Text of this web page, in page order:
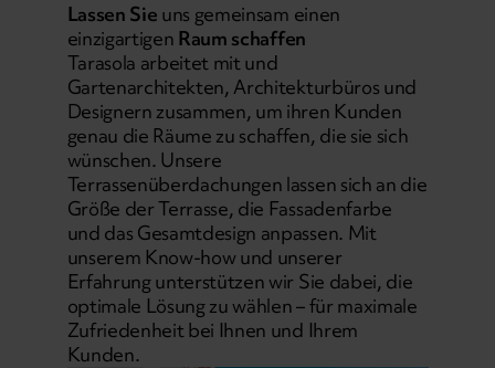
Lassen Sie uns gemeinsam einen
einzigartigen Raum schaffen
Tarasola arbeitet mit und
Gartenarchitekten, Architekturbüros und
Designern zusammen, um ihren Kunden
genau die Räume zu schaffen, die sie sich
wünschen. Unsere
Terrassenüberdachungen lassen sich an die
Größe der Terrasse, die Fassadenfarbe
und das Gesamtdesign anpassen. Mit
unserem Know-how und unserer
Erfahrung unterstützen wir Sie dabei, die
optimale Lösung zu wählen – für maximale
Zufriedenheit bei Ihnen und Ihrem
Kunden.